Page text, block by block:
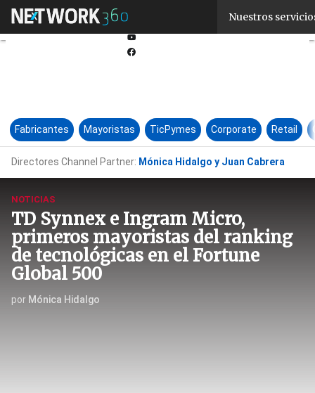
Nuestros
Youtube-
Fabricantes Mayoristas TicPymes Corporate Retail
Directores Channel Partner: Mónica Hidalgo y Juan Cabrera
NOTICIAS
TD Synnex e Ingram Micro,
primeros mayoristas del ranking
de tecnológicas en el Fortune
Global 500
por Mónica Hidalgo